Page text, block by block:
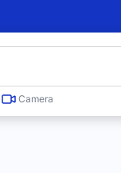
Camera